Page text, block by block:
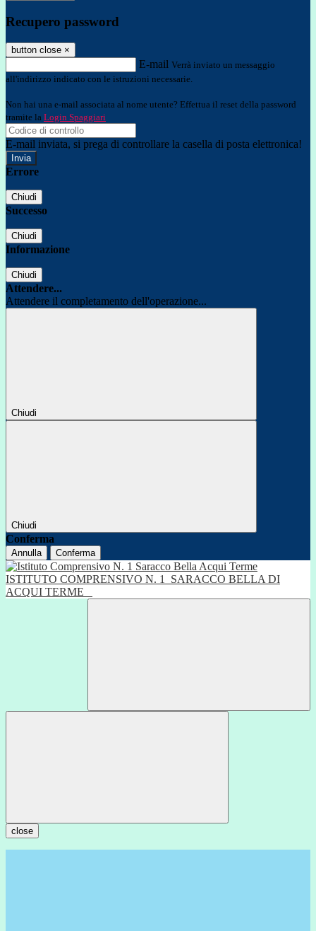
Recupero password
button close ×
E-mail Verrà inviato un messaggio
all'indirizzo indicato con le istruzioni necessarie.
Non hai una e-mail associata al nome utente? Effettua il reset della password
tramite la Login Spaggiari
E-mail inviata, si prega di controllare la casella di posta elettronica!
Errore
Chiudi
Successo
Chiudi
Informazione
Chiudi
Attendere...
Attendere il completamento dell'operazione...
Chiudi
Chiudi
Conferma
Annulla Conferma
ISTITUTO COMPRENSIVO N. 1
SARACCO BELLA DI
ACQUI TERME
close